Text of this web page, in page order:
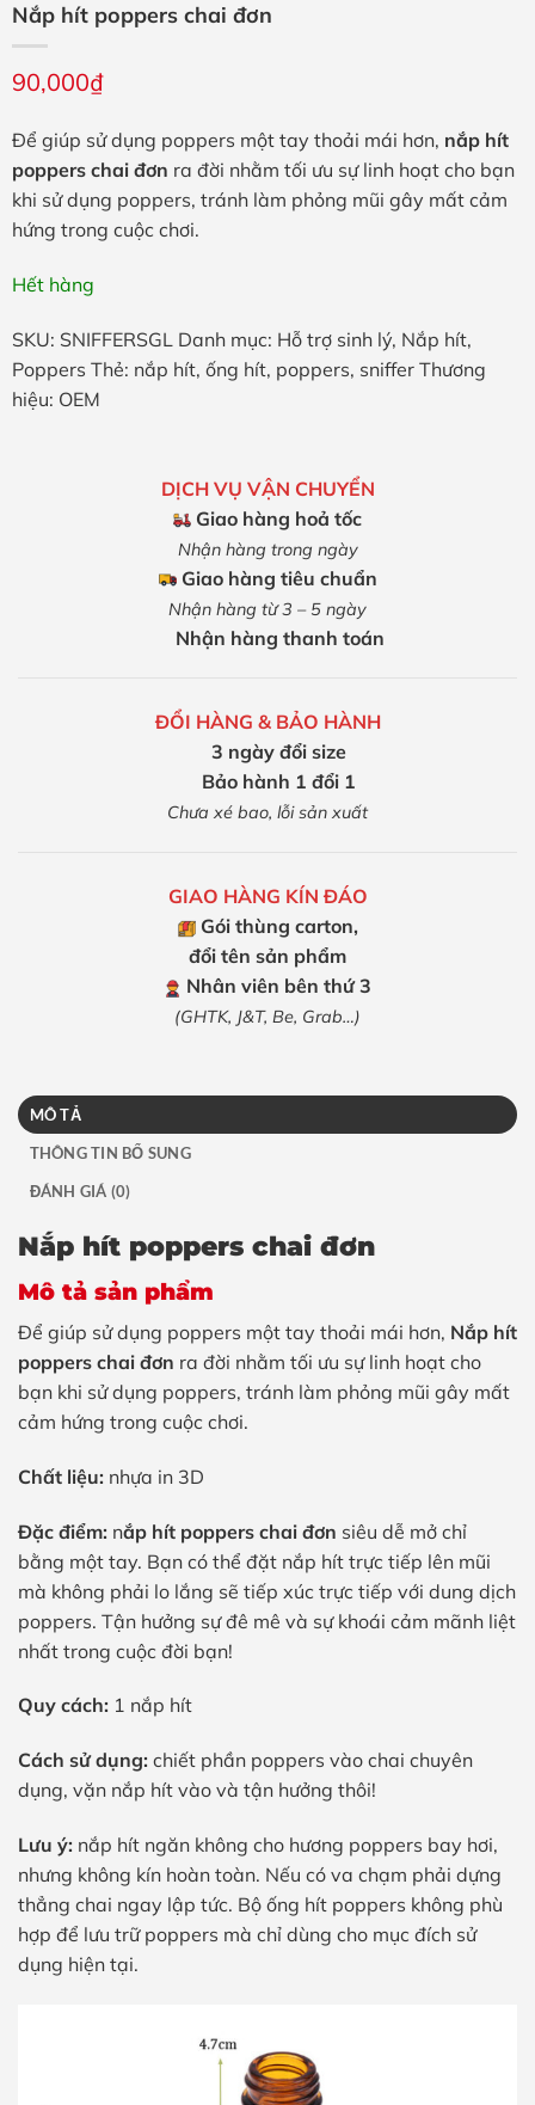
Nắp hít poppers chai đơn
90,000₫
Để giúp sử dụng poppers một tay thoải mái hơn, nắp hít
poppers chai đơn ra đời nhằm tối ưu sự linh hoạt cho bạn
khi sử dụng poppers, tránh làm phỏng mũi gây mất cảm
hứng trong cuộc chơi.
Hết hàng
SKU: SNIFFERSGL Danh mục: Hỗ trợ sinh lý, Nắp hít,
Poppers Thẻ: nắp hít, ống hít, poppers, sniffer Thương
hiệu: OEM
DỊCH VỤ VẬN CHUYỂN
Giao hàng hoả tốc
Nhận hàng trong ngày
Giao hàng tiêu chuẩn
Nhận hàng từ 3 – 5 ngày
Nhận hàng thanh toán
ĐỔI HÀNG & BẢO HÀNH
3 ngày đổi size
Bảo hành 1 đổi 1
Chưa xé bao, lỗi sản xuất
GIAO HÀNG KÍN ĐÁO
Gói thùng carton,
đổi tên sản phẩm
Nhân viên bên thứ 3
(GHTK, J&T, Be, Grab…)
MÔ TẢ
THÔNG TIN BỔ SUNG
ĐÁNH GIÁ (0)
Nắp hít poppers chai đơn
Mô tả sản phẩm
Để giúp sử dụng poppers một tay thoải mái hơn, Nắp hít
poppers chai đơn ra đời nhằm tối ưu sự linh hoạt cho
bạn khi sử dụng poppers, tránh làm phỏng mũi gây mất
cảm hứng trong cuộc chơi.
Chất liệu: nhựa in 3D
Đặc điểm: nắp hít poppers chai đơn siêu dễ mở chỉ
bằng một tay. Bạn có thể đặt nắp hít trực tiếp lên mũi
mà không phải lo lắng sẽ tiếp xúc trực tiếp với dung dịch
poppers. Tận hưởng sự đê mê và sự khoái cảm mãnh liệt
nhất trong cuộc đời bạn!
Quy cách: 1 nắp hít
Cách sử dụng: chiết phần poppers vào chai chuyên
dụng, vặn nắp hít vào và tận hưởng thôi!
Lưu ý: nắp hít ngăn không cho hương poppers bay hơi,
nhưng không kín hoàn toàn. Nếu có va chạm phải dựng
thẳng chai ngay lập tức. Bộ ống hít poppers không phù
hợp để lưu trữ poppers mà chỉ dùng cho mục đích sử
dụng hiện tại.